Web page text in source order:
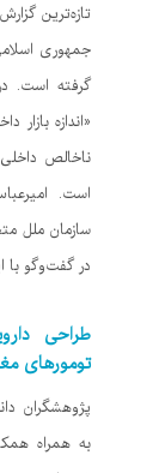
گرفته است.
است.
سازمان ملل
در گفت‌وگو با
طراحی
تومورهای
پژوهشگران
به همراه